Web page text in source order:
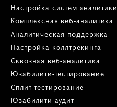
Настройка систем аналитики
Комплексная веб-аналитика
Аналитическая поддержка
Настройка коллтрекинга
Сквозная веб-аналитика
Юзабилити-тестирование
Сплит-тестирование
Юзабилити-аудит